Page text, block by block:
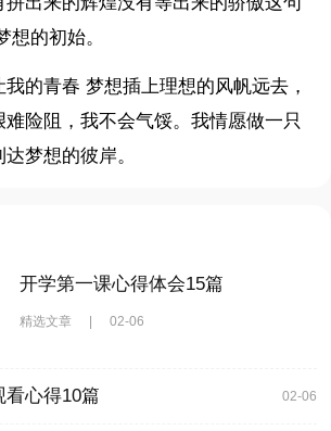
想的初始。
的青春 梦想插上理想的风帆远去，
险阻，我不会气馁。我情愿做一只
梦想的彼岸。
开学第一课心得体会15篇
精选文章 | 02-06
看心得10篇 02-06